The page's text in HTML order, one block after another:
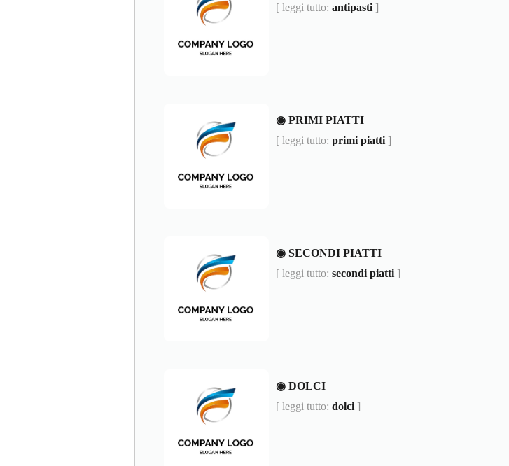
[ leggi tutto: antipasti ]
◉ PRIMI PIATTI
[ leggi tutto: primi piatti ]
◉ SECONDI PIATTI
[ leggi tutto: secondi piatti ]
◉ DOLCI
[ leggi tutto: dolci ]